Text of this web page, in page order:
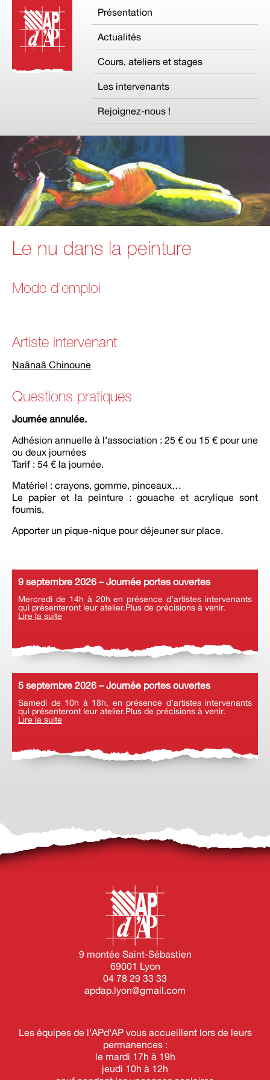
Présentation
Actualités
Cours, ateliers et stages
Les intervenants
Rejoignez-nous !
Le nu dans la peinture
Mode d’emploi
Artiste intervenant
Naânaâ Chinoune
Questions pratiques
Journée annulée.
Adhésion annuelle à l’association : 25 € ou 15 € pour une
ou deux journées
Tarif : 54 € la journée.
Matériel : crayons, gomme, pinceaux…
Le papier et la peinture : gouache et acrylique sont
fournis.
Apporter un pique-nique pour déjeuner sur place.
9 septembre 2026 – Journée portes ouvertes
Mercredi de 14h à 20h en présence d’artistes intervenants
qui présenteront leur atelier.Plus de précisions à venir.
Lire la suite
5 septembre 2026 – Journée portes ouvertes
Samedi de 10h à 18h, en présence d’artistes intervenants
qui présenteront leur atelier.Plus de précisions à venir.
Lire la suite
9 montée Saint-Sébastien
69001 Lyon
04 78 29 33 33
apdap.lyon@gmail.com
Les équipes de l'APd'AP vous accueillent lors de leurs
permanences :
le mardi 17h à 19h
jeudi 10h à 12h